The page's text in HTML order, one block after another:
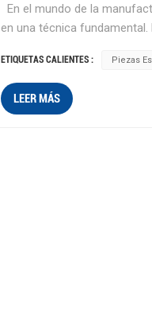
En el mundo de la
en una técnica
eficientes. En este blog
exploraremos cómo
implica adaptar el proceso
ETIQUETAS CALIENTES : Piezas
LEER MÁS